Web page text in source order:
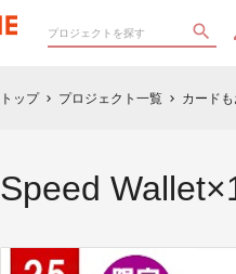
トップ chevron_right プロジェクト一覧 chevron_right カード
Speed